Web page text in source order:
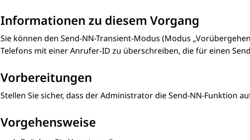
Informationen zu diesem Vorgang
Sie können den Send-NN-Transient-Modus (Modus
Telefons mit einer Anrufer-ID zu überschreiben, die für einen
Vorbereitungen
Stellen Sie sicher, dass der Administrator die Send-NN-Funktion
Vorgehensweise